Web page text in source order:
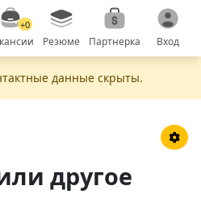
+0
Резюме Партнерка Вход
данные скрыты.
другое